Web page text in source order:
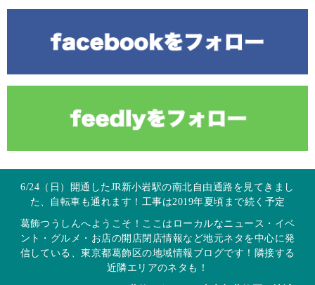
6/24（日）開通したJR新小岩駅の南北自由通路を見てきまし
た、自転車も通れます！工事は2019年夏頃まで続く予定
葛飾つうしんへようこそ！ここはローカルなニュース・イベ
ント・グルメ・お店の開店閉店情報など地元ネタを中心に発
信している、東京都葛飾区の地域情報ブログです！隣接する
近隣エリアのネタも！